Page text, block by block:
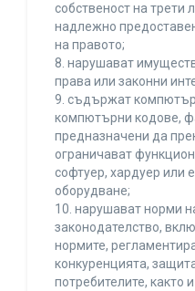
собственост на трети
надлежно
на правото;
8. нарушават
права или законни
9. съдържат
компютърни кодове,
предназначени да
ограничават
софтуер, хардуер или
оборудване;
10. нарушават норми
законодателство,
нормите,
конкуренцията,
потребителите, както